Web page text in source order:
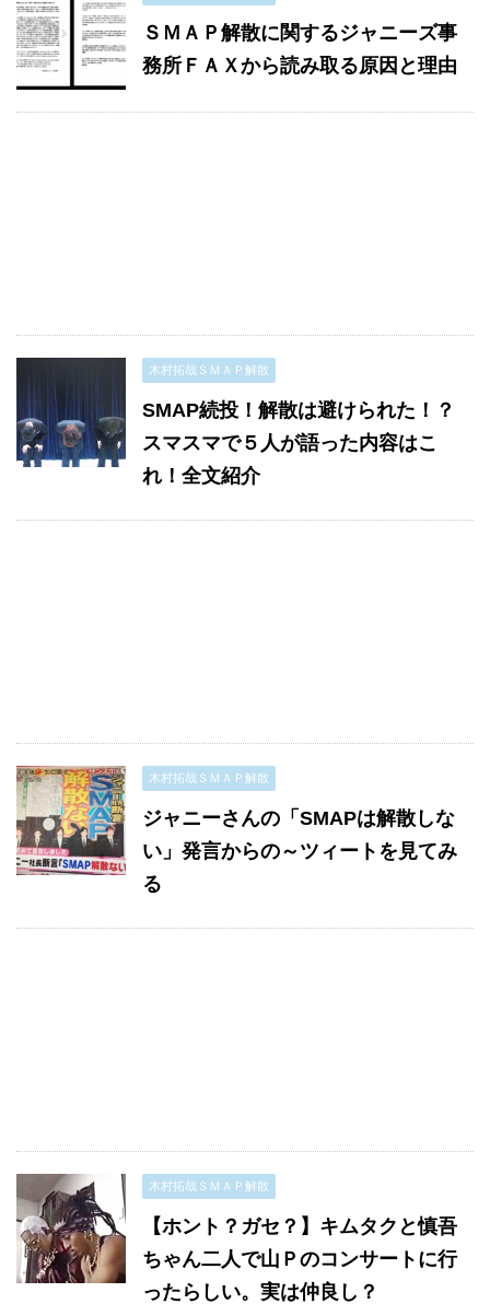
ＳＭＡＰ解散に関するジャニーズ事
務所ＦＡＸから読み取る原因と理由
木村拓哉ＳＭＡＰ解散
SMAP続投！解散は避けられた！？
スマスマで５人が語った内容はこ
れ！全文紹介
木村拓哉ＳＭＡＰ解散
ジャニーさんの「SMAPは解散しな
い」発言からの～ツィートを見てみ
る
木村拓哉ＳＭＡＰ解散
【ホント？ガセ？】キムタクと慎吾
ちゃん二人で山Ｐのコンサートに行
ったらしい。実は仲良し？